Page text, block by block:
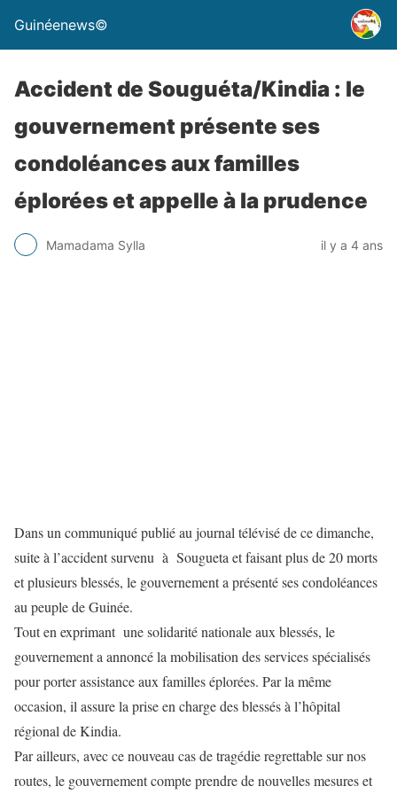
Guinéenews©
Accident de Souguéta/Kindia : le
gouvernement présente ses
condoléances aux familles
éplorées et appelle à la prudence
Mamadama Sylla il y a 4 ans
Dans un communiqué publié au journal télévisé de ce dimanche,
suite à l’accident survenu à Sougueta et faisant plus de 20 morts
et plusieurs blessés, le gouvernement a présenté ses condoléances
au peuple de Guinée.
Tout en exprimant une solidarité nationale aux blessés, le
gouvernement a annoncé la mobilisation des services spécialisés
pour porter assistance aux familles éplorées. Par la même
occasion, il assure la prise en charge des blessés à l’hôpital
régional de Kindia.
Par ailleurs, avec ce nouveau cas de tragédie regrettable sur nos
routes, le gouvernement compte prendre de nouvelles mesures et